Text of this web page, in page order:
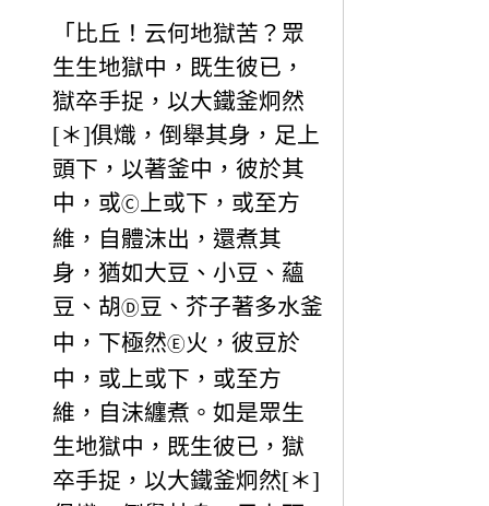
「比丘！云何地獄苦？眾
生生地獄中，既生彼已，
獄卒手捉，以大鐵釜炯然
[＊]俱熾，倒舉其身，足上
頭下，以著釜中，彼於其
中，或Ⓒ 上或下，或至方
維，自體沫出，還煮其
身，猶如大豆、小豆、蘊
豆、胡Ⓓ豆、芥子著多水釜
中，下極然Ⓔ火，彼豆於
中，或上或下，或至方
維，自沫纏煮。如是眾生
生地獄中，既生彼已，獄
卒手捉，以大鐵釜炯然[＊]